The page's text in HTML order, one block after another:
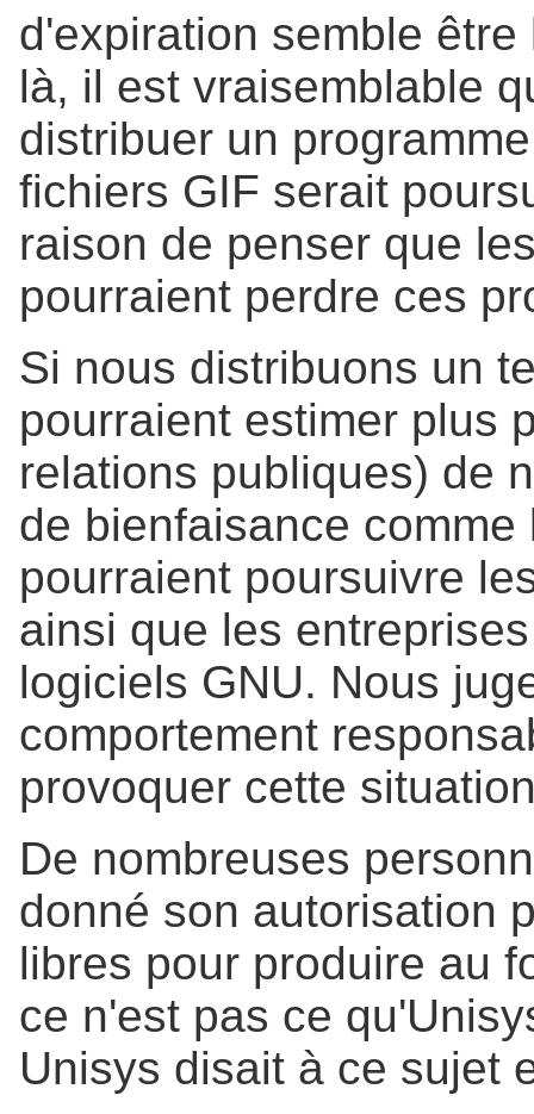
d'expiration semble être
là, il est vraisemblable
distribuer un
fichiers GIF serait
raison de penser que
pourraient perdre ces
Si nous distribuons un
pourraient estimer plus
relations publiques) de
de bienfaisance
pourraient poursuivre
ainsi que les
logiciels GNU. Nous
comportement
provoquer cette
De nombreuses
donné son autorisation
libres pour produire au
ce n'est pas ce
Unisys disait à ce sujet